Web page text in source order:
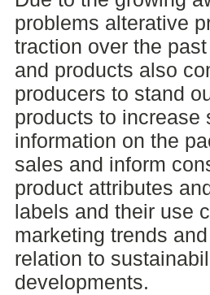
problems alterative
traction over the
and products also
producers to stand
products to increase
information on the
sales and inform
product attributes
labels and their use
marketing trends
relation to
developments.